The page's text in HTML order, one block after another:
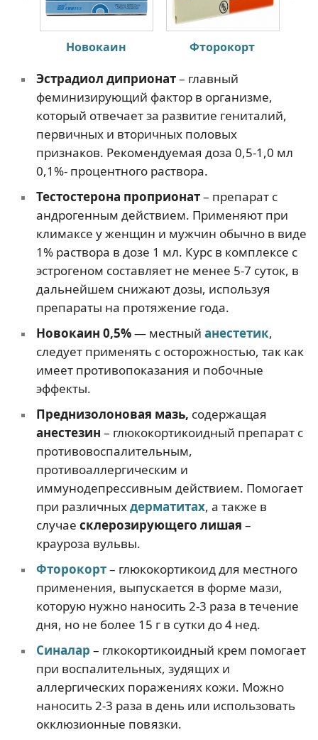
Новокаин Фторокорт
Эстрадиол диприонат– главный
феминизирующий фактор в организме,
который отвечает за развитие гениталий,
первичных и вторичных половых
признаков. Рекомендуемая доза 0,5-1,0 мл
0,1%- процентного раствора.
Тестостерона проприонат– препарат с
андрогенным действием. Применяют при
климаксе у женщин и мужчин обычно в виде
1% раствора в дозе 1 мл. Курс в комплексе с
эстрогеном составляет не менее 5-7 суток, в
дальнейшем снижают дозы, используя
препараты на протяжение года.
Новокаин 0,5%— местный анестетик,
следует применять с осторожностью, так как
имеет противопоказания и побочные
эффекты.
Преднизолоновая мазь, содержащая
анестезин – глюкокортикоидный препарат с
противовоспалительным,
противоаллергическим и
иммунодепрессивным действием. Помогает
при различныхдерматитах, а также в
случае склерозирующего лишая –
крауроза вульвы.
Фторокорт– глюкокортикоид для местного
применения, выпускается в форме мази,
которую нужно наносить 2-3 раза в течение
дня, но не более 15 г в сутки до 4 нед.
Синалар – глкокортикоидный крем помогает
при воспалительных, зудящих и
аллергических поражениях кожи. Можно
наносить 2-3 раза в день или использовать
окклюзионные повязки.